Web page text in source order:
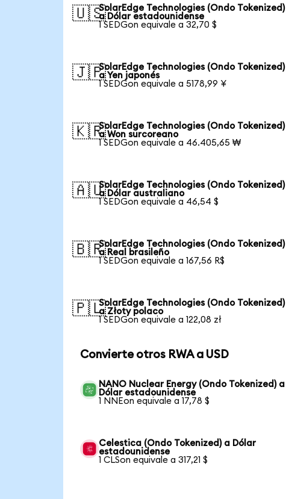
🇺🇸SolarEdge Technologies (Ondo Tokenized)
a Dólar estadounidense
1 SEDGon equivale a 32,70 $
🇯🇵SolarEdge Technologies (Ondo Tokenized)
a Yen japonés
1 SEDGon equivale a 5178,99 ¥
🇰🇷SolarEdge Technologies (Ondo Tokenized)
a Won surcoreano
1 SEDGon equivale a 46.405,65 ₩
🇦🇺SolarEdge Technologies (Ondo Tokenized)
a Dólar australiano
1 SEDGon equivale a 46,54 $
🇧🇷SolarEdge Technologies (Ondo Tokenized)
a Real brasileño
1 SEDGon equivale a 167,56 R$
🇵🇱SolarEdge Technologies (Ondo Tokenized)
a Złoty polaco
1 SEDGon equivale a 122,08 zł
Convierte otros RWA a USD
NANO Nuclear Energy (Ondo Tokenized) a
Dólar estadounidense
1 NNEon equivale a 17,78 $
Celestica (Ondo Tokenized) a Dólar
estadounidense
1 CLSon equivale a 317,21 $